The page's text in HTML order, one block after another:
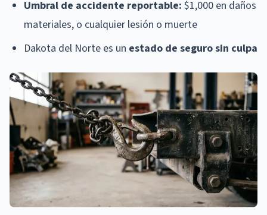
Umbral de accidente reportable: $1,000 en daños
materiales, o cualquier lesión o muerte
Dakota del Norte es un estado de seguro sin culpa